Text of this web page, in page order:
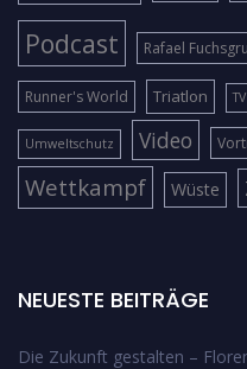
Podcast Rafael
Runner's World Triatlon TV
Umweltschutz Video
Wettkampf Wüste
NEUESTE BEITRÄGE
Die Zukunft gestalten –